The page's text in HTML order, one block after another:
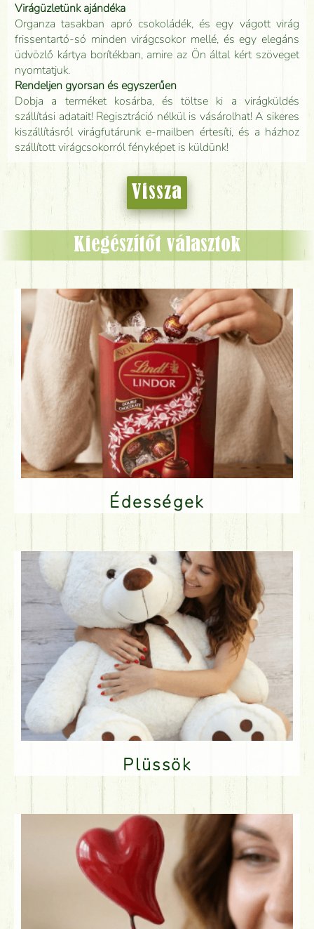
Virágüzletünk ajándéka
Organza tasakban apró csokoládék, és egy vágott virág
frissentartó-só minden virágcsokor mellé, és egy elegáns
üdvözlő kártya borítékban, amire az Ön által kért szöveget
nyomtatjuk.
Rendeljen gyorsan és egyszerűen
Dobja a terméket kosárba, és töltse ki a virágküldés
szállítási adatait! Regisztráció nélkül is vásárolhat! A sikeres
kiszállításról virágfutárunk e-mailben értesíti, és a házhoz
szállított virágcsokorról fényképet is küldünk!
Vissza
Kiegészítőt választok
Édességek
Plüssök